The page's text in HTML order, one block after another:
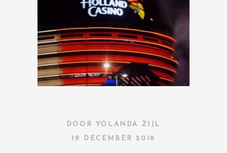
DOOR YOLANDA ZIJL
19 DECEMBER 2018